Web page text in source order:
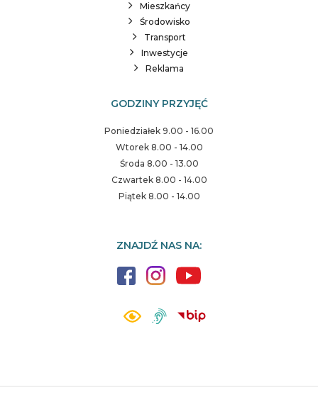
Mieszkańcy
Środowisko
Transport
Inwestycje
Reklama
GODZINY PRZYJĘĆ
Poniedziałek 9.00 - 16.00
Wtorek 8.00 - 14.00
Środa 8.00 - 13.00
Czwartek 8.00 - 14.00
Piątek 8.00 - 14.00
ZNAJDŹ NAS NA: